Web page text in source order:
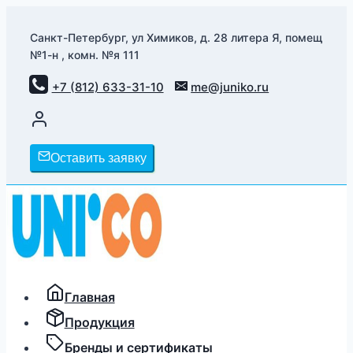
содержимому
Санкт-Петербург, ул Химиков, д. 28 литера Я, помещ
№1-н , комн. №я 111
+7 (812) 633-31-10 me@juniko.ru
Оставить заявку
Главная
Продукция
Бренды и сертификаты